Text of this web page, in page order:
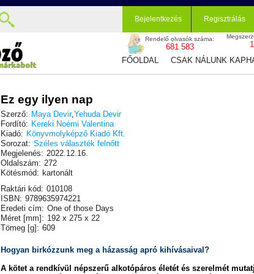
Bejelentkezés Regisztrálás
Rendelő olvasók száma:
681 583
FŐOLDAL CSAK NÁLUNK
Ez egy ilyen nap
Szerző: Maya Devir,Yehuda Devir
Fordító: Kereki Noémi Valentina
Kiadó: Könyvmolyképző Kiadó Kft.
Sorozat: Széles választék felnőtt
Megjelenés: 2022.12.16.
Oldalszám: 272
Kötésmód: kartonált
Raktári kód: 010108
ISBN: 9789635974221
Eredeti cím: One of those Days
Méret [mm]: 192 x 275 x 22
Tömeg [g]: 609
Hogyan birkózzunk meg a házasság apró kihívásaival?
A kötet a rendkívül népszerű alkotópáros életét és szerelmét